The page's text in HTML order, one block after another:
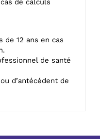
de calculs
de 12 ans en cas
de santé
d’antécédent de